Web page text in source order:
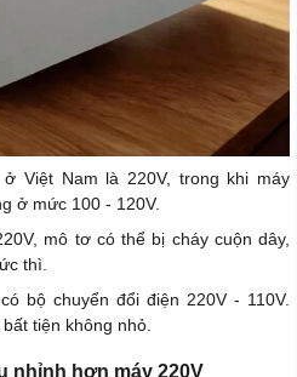
Việt Nam là 220V, trong khi máy
ở mức 100 - 120V.
mô tơ có thể bị cháy cuộn dây,
thì.
bộ chuyển đổi điện 220V - 110V.
tiện không nhỏ.
nhỉnh hơn máy 220V